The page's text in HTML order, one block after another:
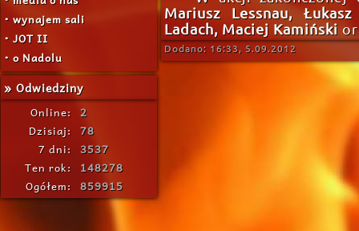
• wynajem sali
• JOT II
• o Nadolu
» Odwiedziny
Online: 2
Dzisiaj: 78
7 dni: 3537
Ten rok:
148278
Ogółem: 859915
Mariusz Lessnau,
Ladach, Maciej Kamiński
Dodano: 16:33, 5.09.2012